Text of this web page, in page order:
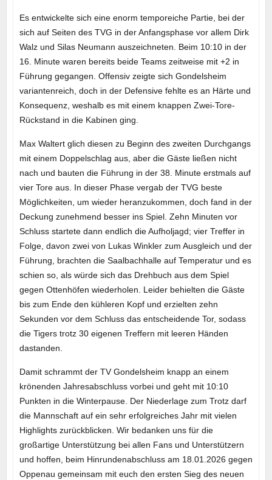
Es entwickelte sich eine enorm temporeiche Partie, bei der
sich auf Seiten des TVG in der Anfangsphase vor allem Dirk
Walz und Silas Neumann auszeichneten. Beim 10:10 in der
16. Minute waren bereits beide Teams zeitweise mit +2 in
Führung gegangen. Offensiv zeigte sich Gondelsheim
variantenreich, doch in der Defensive fehlte es an Härte und
Konsequenz, weshalb es mit einem knappen Zwei-Tore-
Rückstand in die Kabinen ging.
Max Waltert glich diesen zu Beginn des zweiten Durchgangs
mit einem Doppelschlag aus, aber die Gäste ließen nicht
nach und bauten die Führung in der 38. Minute erstmals auf
vier Tore aus. In dieser Phase vergab der TVG beste
Möglichkeiten, um wieder heranzukommen, doch fand in der
Deckung zunehmend besser ins Spiel. Zehn Minuten vor
Schluss startete dann endlich die Aufholjagd; vier Treffer in
Folge, davon zwei von Lukas Winkler zum Ausgleich und der
Führung, brachten die Saalbachhalle auf Temperatur und es
schien so, als würde sich das Drehbuch aus dem Spiel
gegen Ottenhöfen wiederholen. Leider behielten die Gäste
bis zum Ende den kühleren Kopf und erzielten zehn
Sekunden vor dem Schluss das entscheidende Tor, sodass
die Tigers trotz 30 eigenen Treffern mit leeren Händen
dastanden.
Damit schrammt der TV Gondelsheim knapp an einem
krönenden Jahresabschluss vorbei und geht mit 10:10
Punkten in die Winterpause. Der Niederlage zum Trotz darf
die Mannschaft auf ein sehr erfolgreiches Jahr mit vielen
Highlights zurückblicken. Wir bedanken uns für die
großartige Unterstützung bei allen Fans und Unterstützern
und hoffen, beim Hinrundenabschluss am 18.01.2026 gegen
Oppenau gemeinsam mit euch den ersten Sieg des neuen